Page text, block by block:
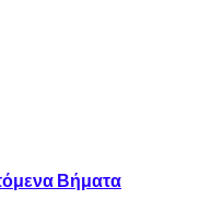
Βήματα